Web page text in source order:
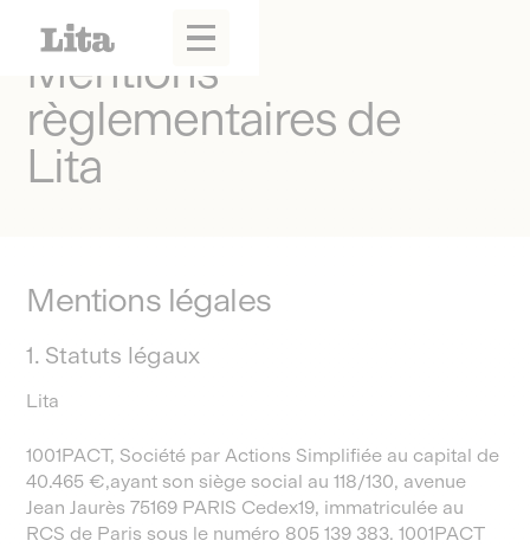
Mentions
règlementaires de
Lita
Mentions légales
1. Statuts légaux
Lita
1001PACT, Société par Actions Simplifiée au capital de
40.465 €,ayant son siège social au 118/130, avenue
Jean Jaurès 75169 PARIS Cedex19, immatriculée au
RCS de Paris sous le numéro 805 139 383. 1001PACT